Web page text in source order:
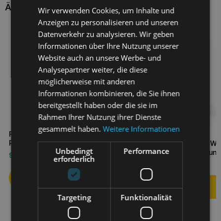
Ähnliche Produkte
RUMAK Gel für blaue Flecken für
Pferde 500g
9,90
CALIBRA Crunchy Snack
Management 120g für
Wir verwenden Cookies, um Inhalte und
Anzeigen zu personalisieren und unseren
Datenverkehr zu analysieren. Wir geben
Informationen über Ihre Nutzung unserer
Website auch an unsere Werbe- und
Analysepartner weiter, die diese
möglicherweise mit anderen
Informationen kombinieren, die Sie ihnen
bereitgestellt haben oder die sie im
Rahmen Ihrer Nutzung ihrer Dienste
gesammelt haben.Weitere Informationen
Unbedingt
erforderlich
Performance
Targeting Funktionalität